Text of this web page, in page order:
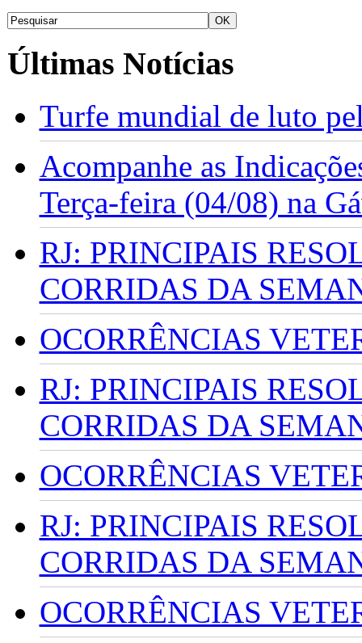
Últimas Notícias
Turfe mundial de luto
Acompanhe as
Terça-feira (04/08) na
RJ: PRINCIPAIS
CORRIDAS DA
OCORRÊNCIAS
RJ: PRINCIPAIS
CORRIDAS DA
OCORRÊNCIAS
RJ: PRINCIPAIS
CORRIDAS DA
OCORRÊNCIAS